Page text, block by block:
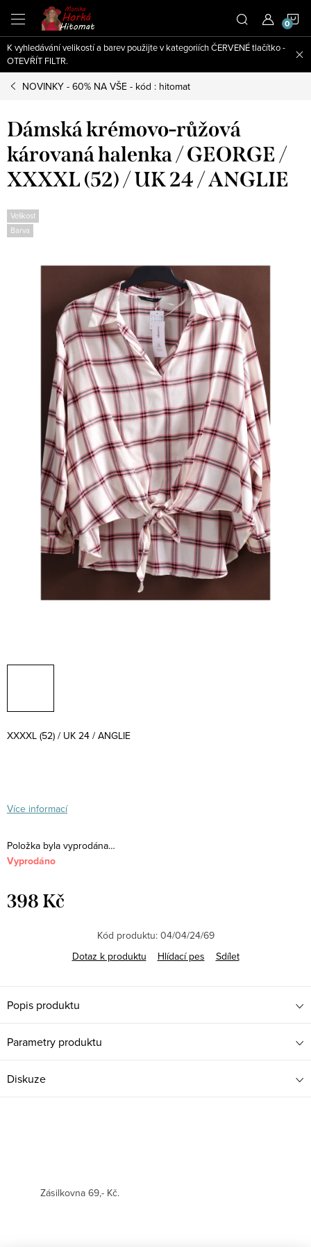
obsah
K vyhledávání velikostí a barev použijte v kategoriích ČERVENÉ tlačítko -
OTEVŘÍT FILTR.
NOVINKY - 60% NA VŠE - kód : hitomat
Dámská krémovo-růžová
károvaná halenka / GEORGE /
XXXXL (52) / UK 24 / ANGLIE
Velikost
Barva
XXXXL (52) / UK 24 / ANGLIE
Více informací
Položka byla vyprodána…
Vyprodáno
398 Kč
Kód produktu: 04/04/24/69
Dotaz k produktu
Hlídací pes Sdílet
Popis produktu
Parametry produktu
Diskuze
Zásilkovna 69,- Kč.